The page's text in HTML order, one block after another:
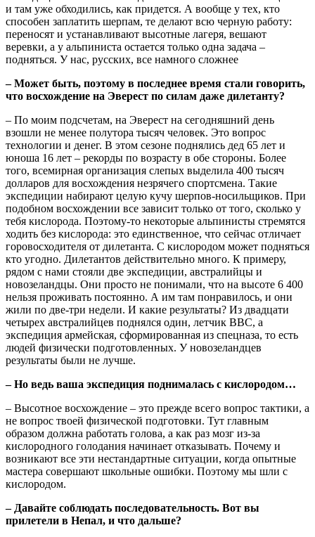
и там уже обходились, как придется. А вообще у тех, кто
способен заплатить шерпам, те делают всю черную работу:
переносят и устанавливают высотные лагеря, вешают
веревки, а у альпиниста остается только одна задача –
подняться. У нас, русских, все намного сложнее
– Может быть, поэтому в последнее время стали говорить,
что восхождение на Эверест по силам даже дилетанту?
– По моим подсчетам, на Эверест на сегодняшний день
взошли не менее полутора тысяч человек. Это вопрос
технологии и денег. В этом сезоне поднялись дед 65 лет и
юноша 16 лет – рекорды по возрасту в обе стороны. Более
того, всемирная организация слепых выделила 400 тысяч
долларов для восхождения незрячего спортсмена. Такие
экспедиции набирают целую кучу шерпов-носильщиков. При
подобном восхождении все зависит только от того, сколько у
тебя кислорода. Поэтому-то некоторые альпинисты стремятся
ходить без кислорода: это единственное, что сейчас отличает
горовосходителя от дилетанта. С кислородом может подняться
кто угодно. Дилетантов действительно много. К примеру,
рядом с нами стояли две экспедиции, австралийцы и
новозеландцы. Они просто не понимали, что на высоте 6 400
нельзя проживать постоянно. А им там понравилось, и они
жили по две-три недели. И какие результаты? Из двадцати
четырех австралийцев поднялся один, летчик ВВС, а
экспедиция армейская, сформированная из спецназа, то есть
людей физически подготовленных. У новозеландцев
результаты были не лучше.
– Но ведь ваша экспедиция поднималась с кислородом…
– Высотное восхождение – это прежде всего вопрос тактики, а
не вопрос твоей физической подготовки. Тут главным
образом должна работать голова, а как раз мозг из-за
кислородного голодания начинает отказывать. Почему и
возникают все эти нестандартные ситуации, когда опытные
мастера совершают школьные ошибки. Поэтому мы шли с
кислородом.
– Давайте соблюдать последовательность. Вот вы
прилетели в Непал, и что дальше?